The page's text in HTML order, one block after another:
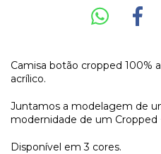
Camisa botão cropped 100%
acrílico.
Juntamos a modelagem de
modernidade de um Cropped
Disponível em 3 cores.